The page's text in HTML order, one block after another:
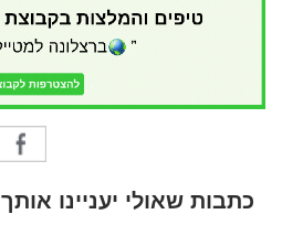
כתבות שאולי יעניינו אותך